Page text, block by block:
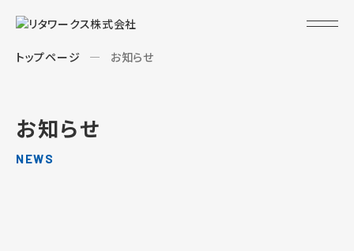
トップページ お知らせ
お知らせ
NEWS